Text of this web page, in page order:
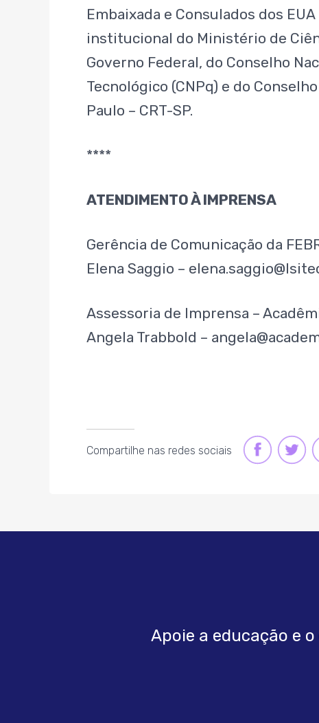
Embaixada e Consulados dos
institucional do Ministério de
Governo Federal, do Conselho
Tecnológico (CNPq) e do
Paulo – CRT-SP.
****
ATENDIMENTO À IMPRENSA
Gerência de Comunicação da
Elena Saggio –
Assessoria de Imprensa –
Angela Trabbold –
Compartilhe nas redes sociais FACEBOOK
LINK LINK
Apoie a educação e